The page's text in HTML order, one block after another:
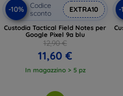
-10%
Codice
sconto
EXTRA10
Custodia Tactical Field Notes per
Google Pixel 9a blu
12,90 €
11,60 €
In magazzino > 5 pz
-